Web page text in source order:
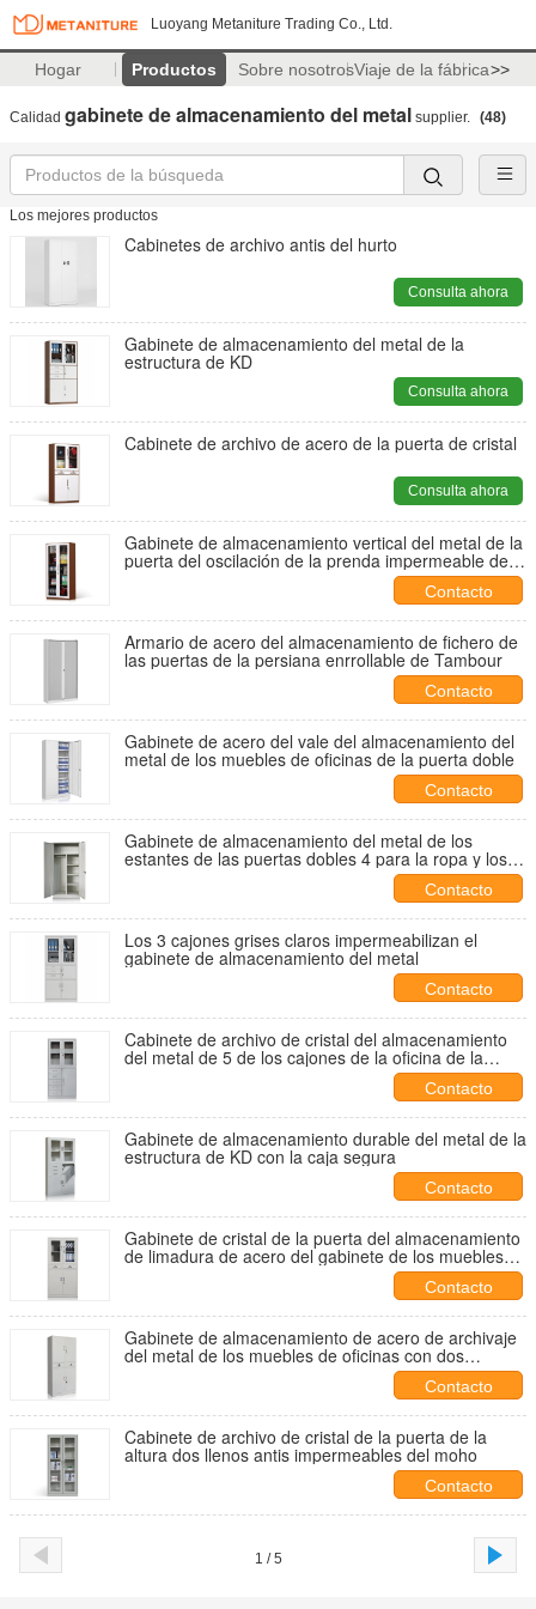
Luoyang Metaniture Trading Co., Ltd.
Hogar Productos Sobre nosotrosViaje de la fábrica>>
Calidad gabinete de almacenamiento del metal supplier. (48)
Los mejores productos
Cabinetes de archivo antis del hurto
Consulta ahora
Gabinete de almacenamiento del metal de la
estructura de KD
Consulta ahora
Cabinete de archivo de acero de la puerta de cristal
Consulta ahora
Gabinete de almacenamiento vertical del metal de la
puerta del oscilación de la prenda impermeable de
Contacto
Armario de acero del almacenamiento de fichero de
las puertas de la persiana enrrollable de Tambour
Contacto
Gabinete de acero del vale del almacenamiento del
metal de los muebles de oficinas de la puerta doble
Contacto
Gabinete de almacenamiento del metal de los
estantes de las puertas dobles 4 para la ropa y los
Contacto
Los 3 cajones grises claros impermeabilizan el
gabinete de almacenamiento del metal
Contacto
Cabinete de archivo de cristal del almacenamiento
del metal de 5 de los cajones de la oficina de la
Contacto
Gabinete de almacenamiento durable del metal de la
estructura de KD con la caja segura
Contacto
Gabinete de cristal de la puerta del almacenamiento
de limadura de acero del gabinete de los muebles
Contacto
Gabinete de almacenamiento de acero de archivaje
del metal de los muebles de oficinas con dos
Contacto
Cabinete de archivo de cristal de la puerta de la
altura dos llenos antis impermeables del moho
Contacto
1 / 5